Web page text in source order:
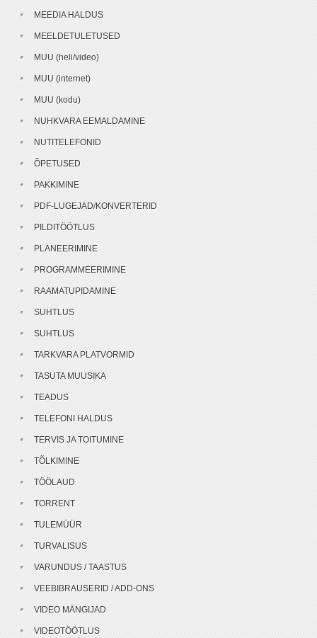
MEEDIA HALDUS
MEELDETULETUSED
MUU (heli/video)
MUU (internet)
MUU (kodu)
NUHKVARA EEMALDAMINE
NUTITELEFONID
ÕPETUSED
PAKKIMINE
PDF-LUGEJAD/KONVERTERID
PILDITÖÖTLUS
PLANEERIMINE
PROGRAMMEERIMINE
RAAMATUPIDAMINE
SUHTLUS
SUHTLUS
TARKVARA PLATVORMID
TASUTA MUUSIKA
TEADUS
TELEFONI HALDUS
TERVIS JA TOITUMINE
TÕLKIMINE
TÖÖLAUD
TORRENT
TULEMÜÜR
TURVALISUS
VARUNDUS / TAASTUS
VEEBIBRAUSERID / ADD-ONS
VIDEO MÄNGIJAD
VIDEOTÖÖTLUS